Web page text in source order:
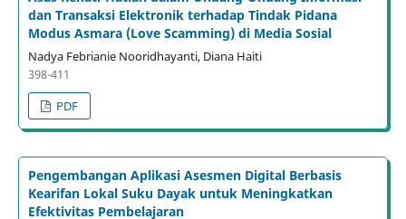
dan Transaksi Elektronik terhadap Tindak Pidana
Modus Asmara (Love Scamming) di Media Sosial
Nadya Febrianie Nooridhayanti, Diana Haiti
398-411
PDF
Pengembangan Aplikasi Asesmen Digital Berbasis
Kearifan Lokal Suku Dayak untuk Meningkatkan
Efektivitas Pembelajaran